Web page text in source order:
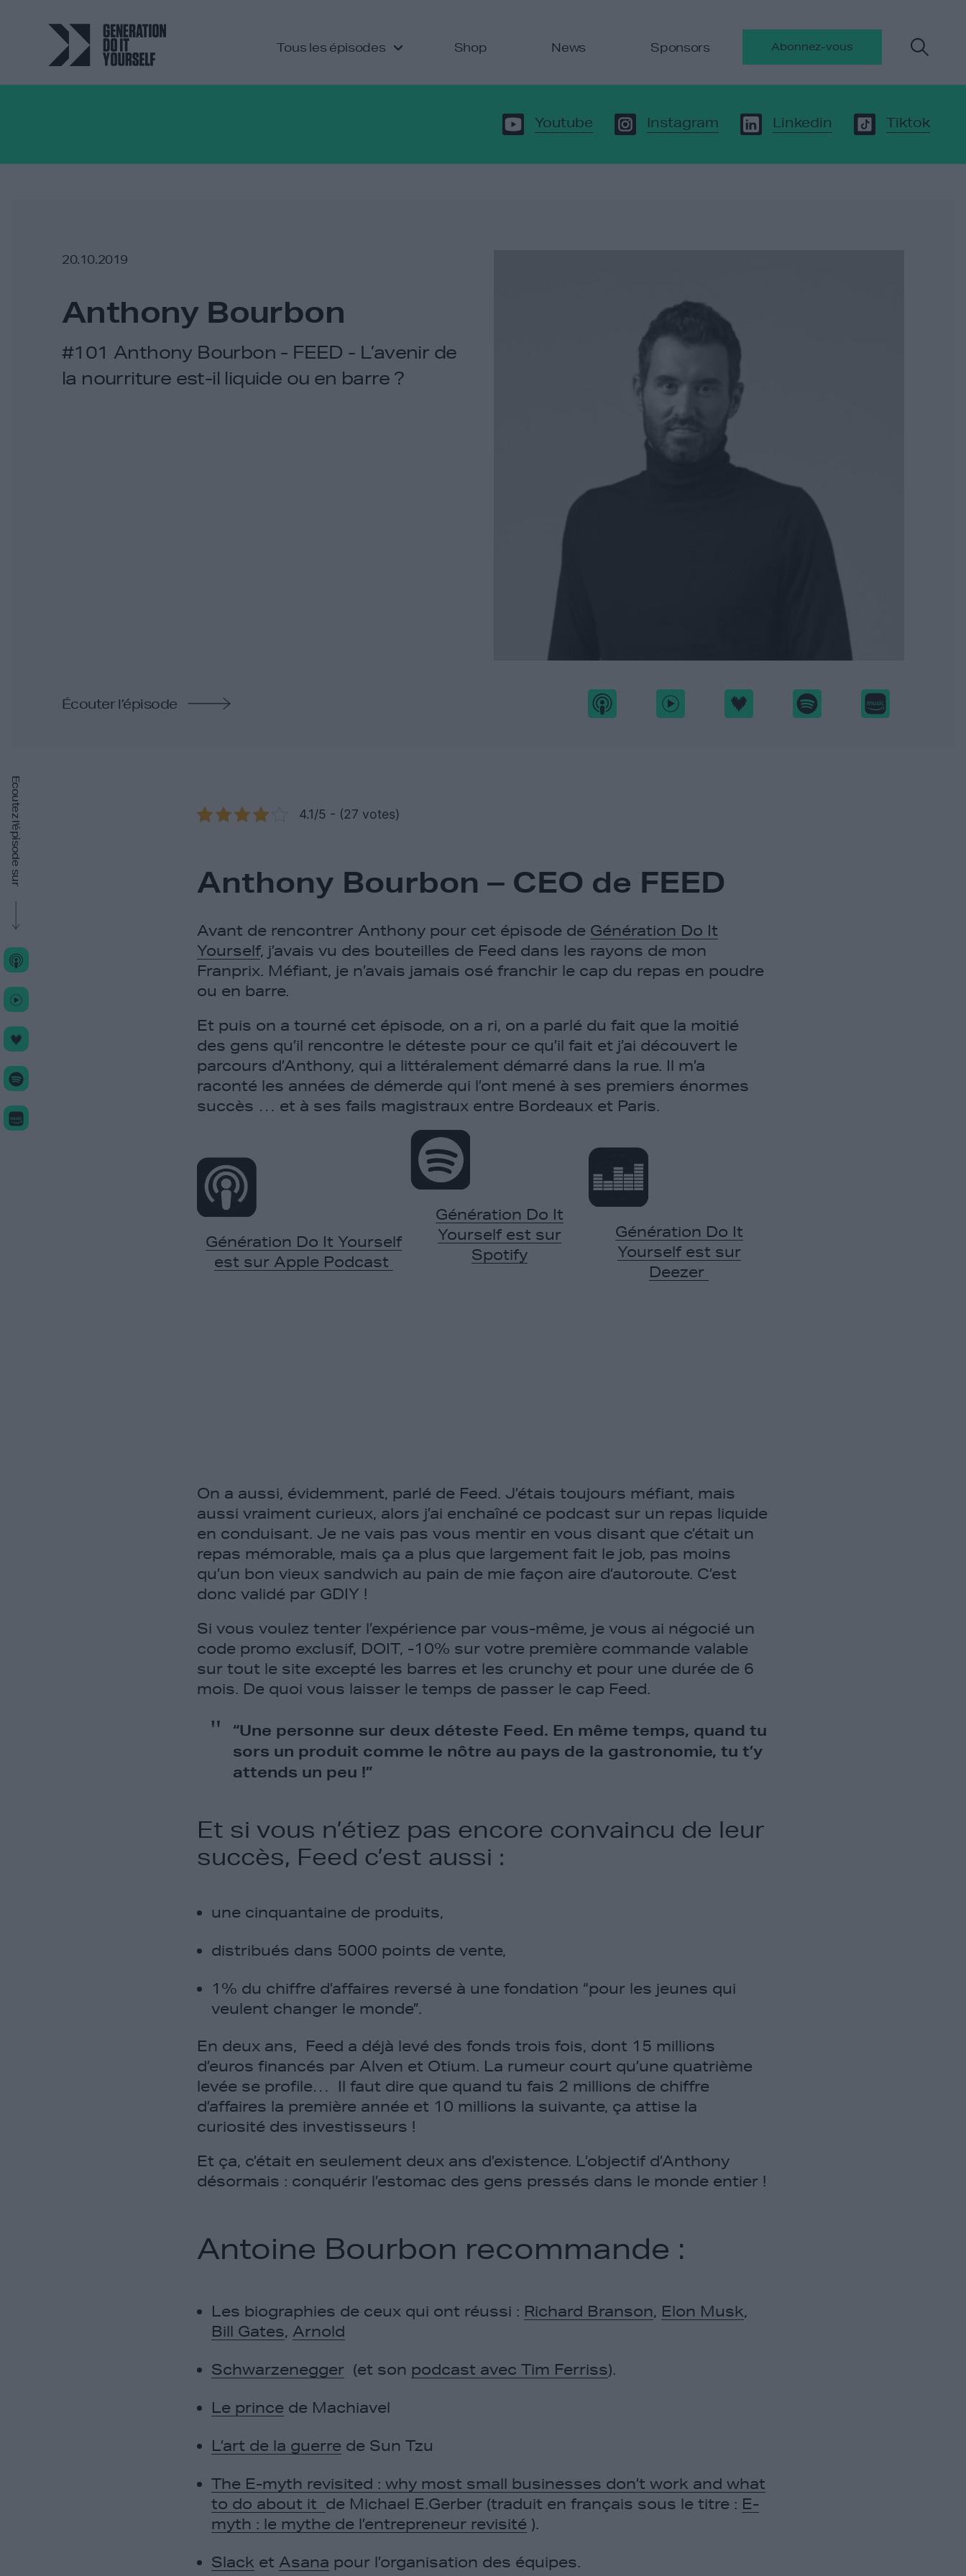
Tous les épisodes Shop News Sponsors Abonnez-vous
Youtube Instagram Linkedin Tiktok
20.10.2019
Anthony Bourbon
#101 Anthony Bourbon - FEED - L’avenir de
la nourriture est-il liquide ou en barre ?
Écouter l’épisode
Ecoutez l'épisode sur 4.1/5 - (27 votes)
Anthony Bourbon – CEO de FEED
Avant de rencontrer Anthony pour cet épisode de Génération Do It
Yourself, j’avais vu des bouteilles de Feed dans les rayons de mon
Franprix. Méfiant, je n’avais jamais osé franchir le cap du repas en poudre
ou en barre.
Et puis on a tourné cet épisode, on a ri, on a parlé du fait que la moitié
des gens qu’il rencontre le déteste pour ce qu’il fait et j’ai découvert le
parcours d’Anthony, qui a littéralement démarré dans la rue. Il m’a
raconté les années de démerde qui l’ont mené à ses premiers énormes
succès … et à ses fails magistraux entre Bordeaux et Paris.
Génération Do It Yourself
est sur Apple Podcast
Génération Do It
Yourself est sur
Spotify
Génération Do It
Yourself est sur
Deezer
On a aussi, évidemment, parlé de Feed. J’étais toujours méfiant, mais
aussi vraiment curieux, alors j’ai enchaîné ce podcast sur un repas liquide
en conduisant. Je ne vais pas vous mentir en vous disant que c’était un
repas mémorable, mais ça a plus que largement fait le job, pas moins
qu’un bon vieux sandwich au pain de mie façon aire d’autoroute. C’est
donc validé par GDIY !
Si vous voulez tenter l’expérience par vous-même, je vous ai négocié un
code promo exclusif, DOIT, -10% sur votre première commande valable
sur tout le site excepté les barres et les crunchy et pour une durée de 6
mois. De quoi vous laisser le temps de passer le cap Feed.
“Une personne sur deux déteste Feed. En même temps, quand tu
sors un produit comme le nôtre au pays de la gastronomie, tu t’y
attends un peu !”
Et si vous n’étiez pas encore convaincu de leur
succès, Feed c’est aussi :
une cinquantaine de produits,
distribués dans 5000 points de vente,
1% du chiffre d’affaires reversé à une fondation “pour les jeunes qui
veulent changer le monde”.
En deux ans, Feed a déjà levé des fonds trois fois, dont 15 millions
d’euros financés par Alven et Otium. La rumeur court qu’une quatrième
levée se profile… Il faut dire que quand tu fais 2 millions de chiffre
d’affaires la première année et 10 millions la suivante, ça attise la
curiosité des investisseurs !
Et ça, c’était en seulement deux ans d’existence. L’objectif d’Anthony
désormais : conquérir l’estomac des gens pressés dans le monde entier !
Antoine Bourbon recommande :
Les biographies de ceux qui ont réussi : Richard Branson Elon Musk
Bill Gates Arnold
Schwarzenegger (et son podcast avec Tim Ferriss).
Le prince de Machiavel
L’art de la guerre de Sun Tzu
The E-myth revisited : why most small businesses don’t work and what
to do about it de Michael E.Gerber (traduit en français sous le titre : E-
myth : le mythe de l’entrepreneur revisité ).
Slack et Asana pour l’organisation des équipes.